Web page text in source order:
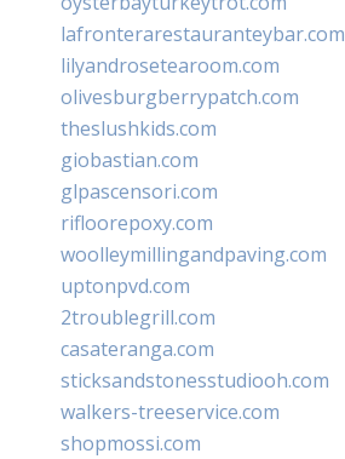
lafronterarestauranteybar.com
lilyandrosetearoom.com
olivesburgberrypatch.com
theslushkids.com
giobastian.com
glpascensori.com
rifloorepoxy.com
woolleymillingandpaving.com
uptonpvd.com
2troublegrill.com
casateranga.com
sticksandstonesstudiooh.com
walkers-treeservice.com
shopmossi.com